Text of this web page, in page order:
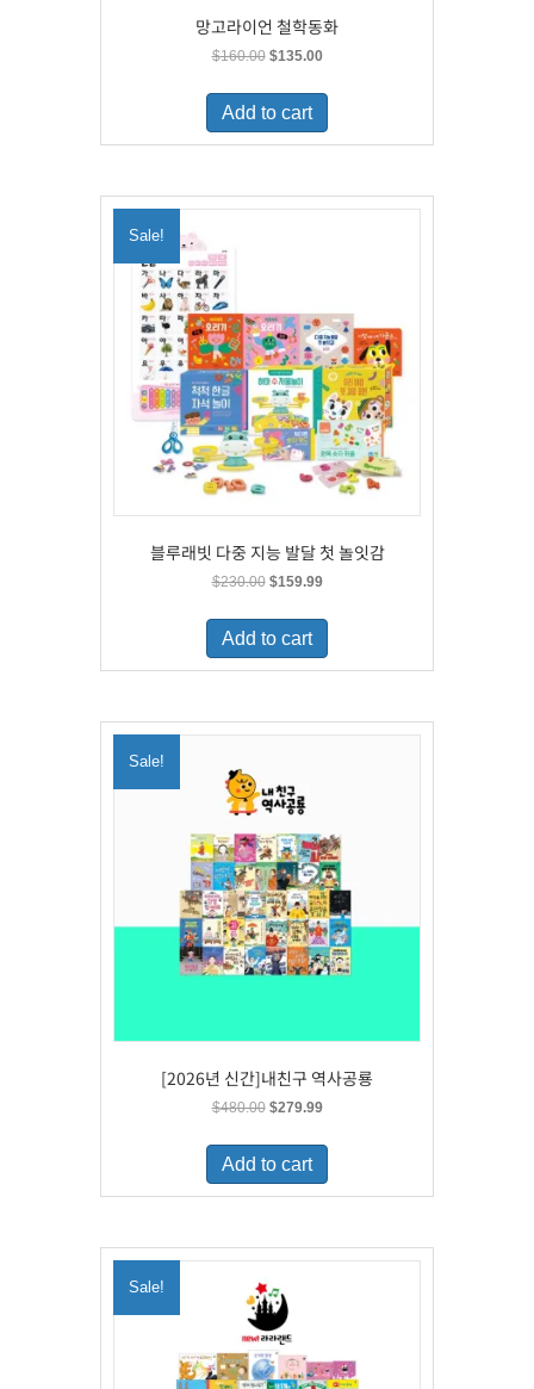
망고라이언 철학동화
$160.00 Original
was:
$160.00.
$135.00Current
is:
Add to cart
Sale!
블루래빗 다중 지능 발달 첫 놀잇감
$230.00 Original
was:
$230.00.
$159.99Current
is:
Add to cart
Sale!
[2026년 신간]내친구 역사공룡
$480.00 Original
was:
$480.00.
$279.99Current
is:
Add to cart
Sale!